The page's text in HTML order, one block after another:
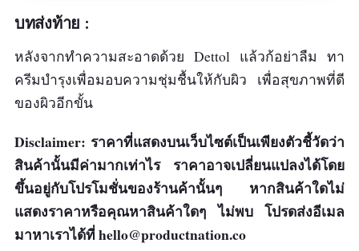
ข้อดี
กลิ่นหอม สดชื่น
บำรุงผิวด้วยวิตามินซี และวิตามินบี 3
ข้อเสีย
ราคาแพง
บทส่งท้าย :
หลังจากทำความสะอาดด้วย Dettol แล้วก้อย่าลืม ทา
ครีมบำรุงเพื่อมอบความชุ่มชื้นให้กับผิว เพื่อสุขภาพที่ดี
ของผิวอีกขั้น
Disclaimer: ราคาที่แสดงบนเว็บไซต์เป็นเพียงตัวชี้วัดว่า
สินค้านั้นมีค่ามากเท่าไร ราคาอาจเปลี่ยนแปลงได้โดย
ขึ้นอยู่กับโปรโมชั่นของร้านค้านั้นๆ หากสินค้าใดไม่
แสดงราคาหรือคุณหาสินค้าใดๆ ไม่พบ โปรดส่งอีเมล
มาหาเราได้ที่hello@productnation.co